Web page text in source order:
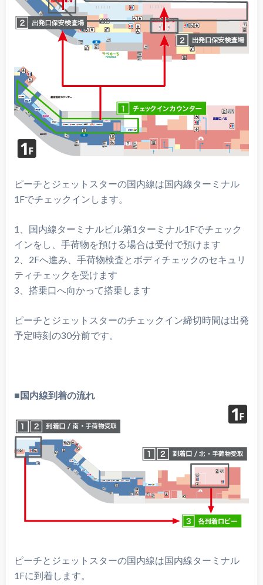
ピーチとジェットスターの国内線は国内線ターミナル
1Fでチェックインします。
1、国内線ターミナルビル第1ターミナル1Fでチェック
インをし、手荷物を預ける場合は受付で預けます
2、2Fへ進み、手荷物検査とボディチェックのセキュリ
ティチェックを受けます
3、搭乗口へ向かって搭乗します
ピーチとジェットスターのチェックイン締切時間は出発
予定時刻の30分前です。
■国内線到着の流れ
ピーチとジェットスターの国内線は国内線ターミナル
1Fに到着します。